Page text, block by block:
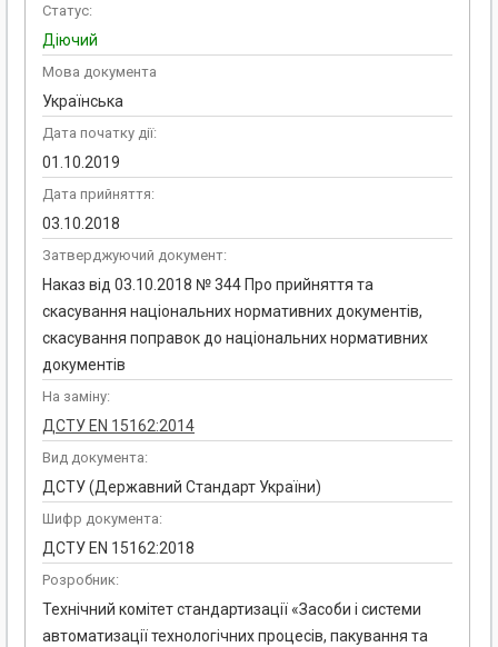
Статус:
Діючий
Мова документа
Українська
Дата початку дії:
01.10.2019
Дата прийняття:
03.10.2018
Затверджуючий документ:
Наказ від 03.10.2018 № 344 Про прийняття та
скасування національних нормативних документів,
скасування поправок до національних нормативних
документів
На заміну:
ДСТУ ЕN 15162:2014
Вид документа:
ДСТУ (Державний Стандарт України)
Шифр документа:
ДСТУ EN 15162:2018
Розробник:
Технічний комітет стандартизації «Засоби і системи
автоматизації технологічних процесів, пакування та